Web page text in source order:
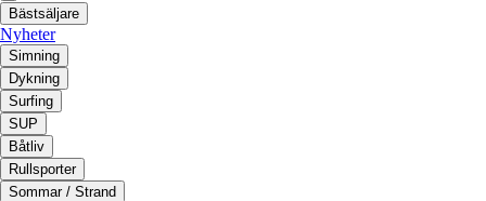
Bästsäljare
Nyheter
Simning
Dykning
Surfing
SUP
Båtliv
Rullsporter
Sommar / Strand